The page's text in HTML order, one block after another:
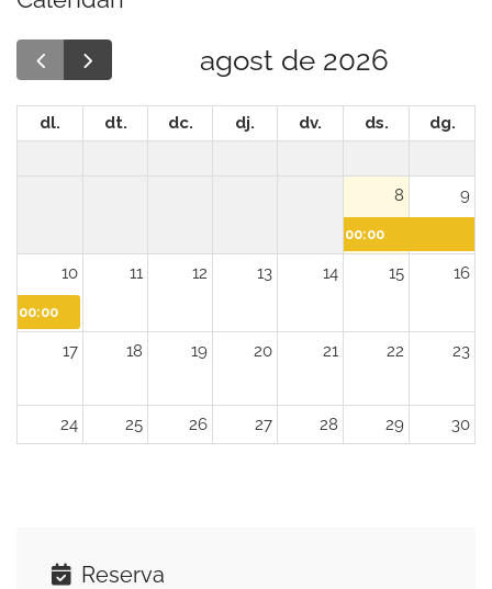
agost de 2026
dl. dt. dc. dj. dv. ds. dg.
8
00:00
9
10
00:00
11 12 13 14 15 16
17 18 19 20 21 22 23
24 25 26 27 28 29 30
Reserva